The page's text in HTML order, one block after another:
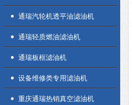
通瑞汽轮机透平油滤油机
通瑞轻质燃油滤油机
通瑞板框滤油机
设备维修类专用滤油机
重庆通瑞热销真空滤油机